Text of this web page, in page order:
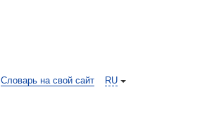
RU
Словарь на свой сайт